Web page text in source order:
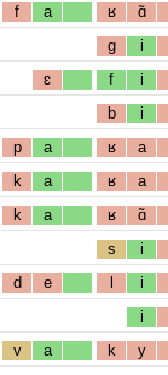
f a ʁ ɑ̃
g i
ɛ f i
b i
p a ʁ a
k a ʁ a
k a ʁ ɑ̃
s i
d e l i
i
v a k y